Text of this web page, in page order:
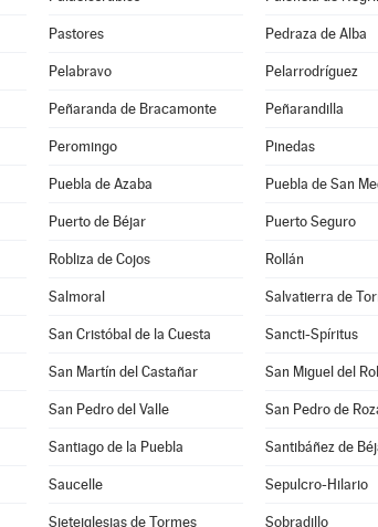
Pastores Pedraza de Alba
Pelabravo Pelarrodríguez
Peñaranda de Bracamonte Peñarandilla
Peromingo Pinedas
Puebla de Azaba Puebla de San
Puerto de Béjar Puerto Seguro
Robliza de Cojos Rollán
Salmoral Salvatierra de
San Cristóbal de la Cuesta Sancti-Spíritus
San Martín del Castañar San Miguel del
San Pedro del Valle San Pedro de
Santiago de la Puebla Santibáñez de
Saucelle Sepulcro-Hilario
Sieteiglesias de Tormes Sobradillo